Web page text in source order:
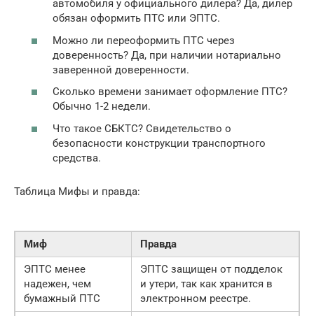
автомобиля у официального дилера? Да, дилер
обязан оформить ПТС или ЭПТС.
Можно ли переоформить ПТС через
доверенность? Да, при наличии нотариально
заверенной доверенности.
Сколько времени занимает оформление ПТС?
Обычно 1-2 недели.
Что такое СБКТС? Свидетельство о
безопасности конструкции транспортного
средства.
Таблица Мифы и правда:
Миф
Правда
ЭПТС менее
надежен, чем
бумажный ПТС
ЭПТС защищен от подделок
и утери, так как хранится в
электронном реестре.